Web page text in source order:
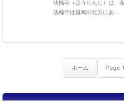
法輪寺（ほうりんじ）は、
法輪寺は斑鳩の北方にあ ...
ホーム Page